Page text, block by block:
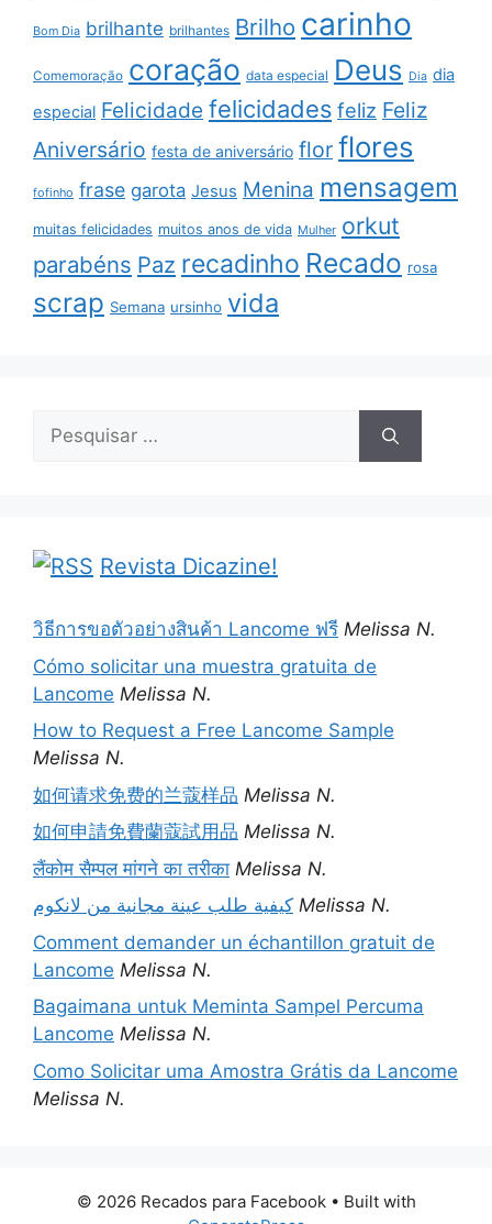
Bom Dia brilhante brilhantes Brilho carinho
Comemoração coração data especial Deus Dia dia
especial Felicidade felicidades feliz Feliz
Aniversário festa de aniversário flor flores
fofinho frase garota Jesus Menina mensagem
muitas felicidades muitos anos de vida Mulher orkut
parabéns Paz recadinho Recado rosa
scrap Semana ursinho vida
Pesquisar
Revista Dicazine!
วิธีการขอตัวอย่างสินค้า Lancome ฟรี Melissa N.
Cómo solicitar una muestra gratuita de
Lancome Melissa N.
How to Request a Free Lancome Sample
Melissa N.
如何请求免费的兰蔻样品 Melissa N.
如何申請免費蘭蔻試用品 Melissa N.
लैंकोम सैम्पल मांगने का तरीका Melissa N.
كيفية طلب عينة مجانية من لانكوم Melissa N.
Comment demander un échantillon gratuit de
Lancome Melissa N.
Bagaimana untuk Meminta Sampel Percuma
Lancome Melissa N.
Como Solicitar uma Amostra Grátis da Lancome
Melissa N.
© 2026 Recados para Facebook• Built with